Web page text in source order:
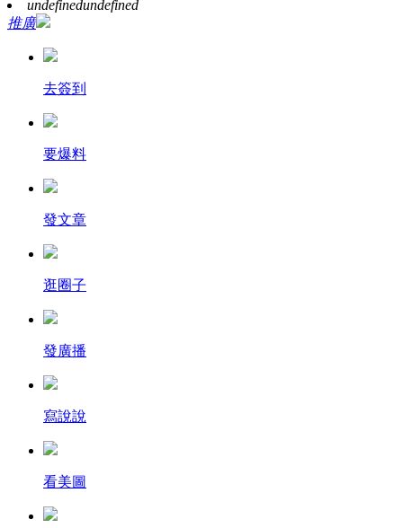
undefinedundefined
推廣
去簽到
要爆料
發文章
逛圈子
發廣播
寫說說
看美圖